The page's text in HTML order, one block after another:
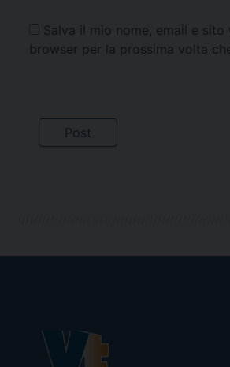
Salva il mio nome, email e sito
browser per la prossima volta